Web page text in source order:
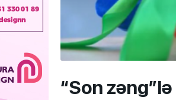
“Son